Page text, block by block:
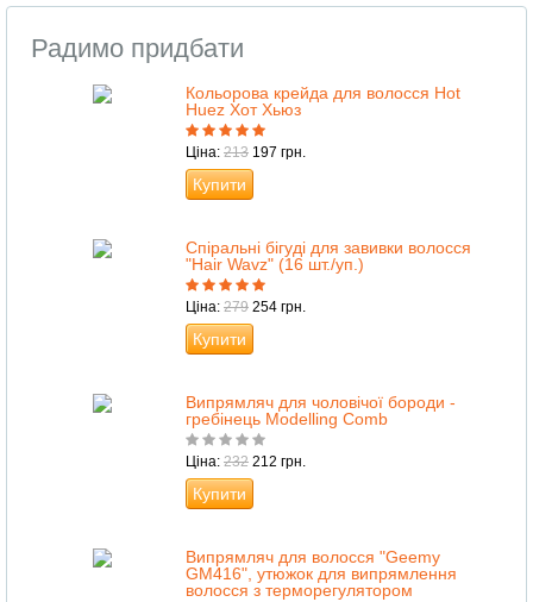
Радимо придбати
Кольорова крейда для волосся Hot
Huez Хот Хьюз
Ціна: 213 197 грн.
Купити
Спіральні бігуді для завивки волосся
"Hair Wavz" (16 шт./уп.)
Ціна: 279 254 грн.
Купити
Випрямляч для чоловічої бороди -
гребінець Modelling Comb
Ціна: 232 212 грн.
Купити
Випрямляч для волосся "Geemy
GM416", утюжок для випрямлення
волосся з терморегулятором